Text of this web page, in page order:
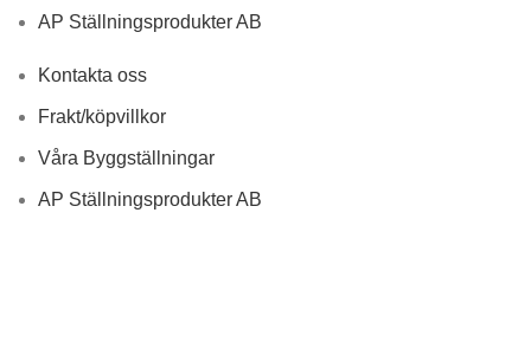
AP Ställningsprodukter AB
Kontakta oss
Frakt/köpvillkor
Våra Byggställningar
AP Ställningsprodukter AB